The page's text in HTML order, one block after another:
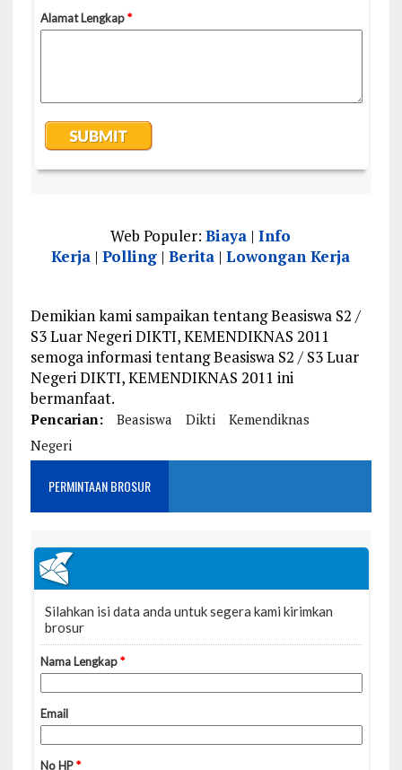
Web Populer:Biaya |Info
Kerja |Polling |Berita |Lowongan Kerja
Demikian kami sampaikan tentang Beasiswa S2 /
S3 Luar Negeri DIKTI, KEMENDIKNAS 2011
semoga informasi tentang Beasiswa S2 / S3 Luar
Negeri DIKTI, KEMENDIKNAS 2011 ini
bermanfaat.
Pencarian: Beasiswa Dikti
Kemendiknas
Negeri
PERMINTAAN BROSUR